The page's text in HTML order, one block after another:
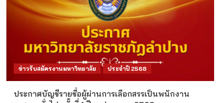
ข่าวรับสมัครงานมหาวิทยาลัย ประจำปี 2568
ประกาศบัญชีรายชื่อผู้ผ่านการเลือกสรรเป็นพนักงาน